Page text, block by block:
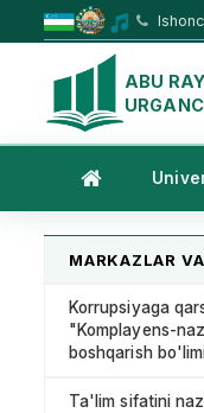
ABU
MARKAZLAR
Korrupsiyaga
"Komplayens-
boshqarish
Ta'lim sifatini